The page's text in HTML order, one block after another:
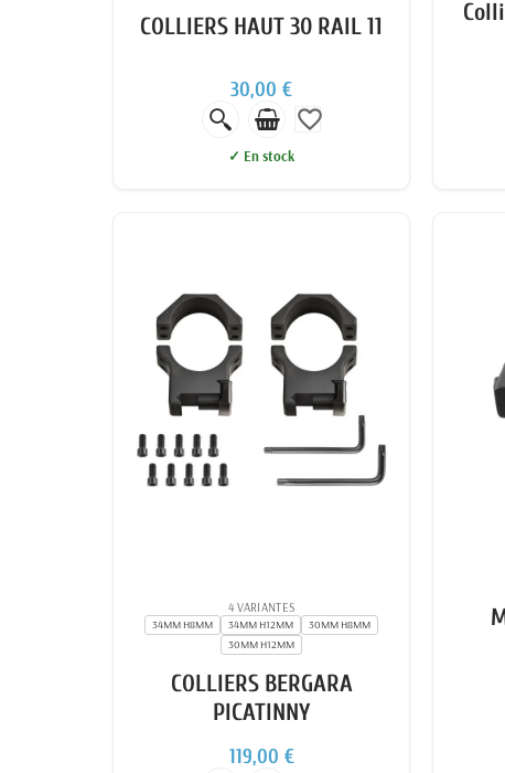
COLLIERS HAUT 30 RAIL 11
30,00 €
favorite_border
✓ En stock
4 VARIANTES
34MM H8MM 34MM H12MM
30MM H8MM
30MM H12MM
COLLIERS BERGARA
PICATINNY
119,00 €